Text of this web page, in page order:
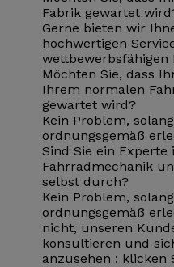
Fabrik gewartet
Gerne bieten wir
hochwertigen
wettbewerbsfähigen
Möchten Sie, dass
Ihrem normalen
gewartet wird?
Kein Problem,
ordnungsgemäß
Sind Sie ein Experte
Fahrradmechanik
selbst durch?
Kein Problem,
ordnungsgemäß
nicht, unseren
konsultieren und
anzusehen : klicken